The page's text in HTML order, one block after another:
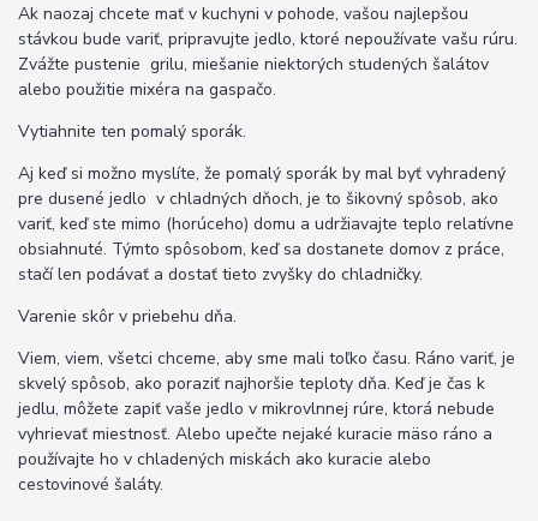
Ak naozaj chcete mať v kuchyni v pohode, vašou najlepšou
stávkou bude variť, pripravujte jedlo, ktoré nepoužívate vašu rúru.
Zvážte pustenie grilu, miešanie niektorých studených šalátov
alebo použitie mixéra na gaspačo.
Vytiahnite ten pomalý sporák.
Aj keď si možno myslíte, že pomalý sporák by mal byť vyhradený
pre dusené jedlo v chladných dňoch, je to šikovný spôsob, ako
variť, keď ste mimo (horúceho) domu a udržiavajte teplo relatívne
obsiahnuté. Týmto spôsobom, keď sa dostanete domov z práce,
stačí len podávať a dostať tieto zvyšky do chladničky.
Varenie skôr v priebehu dňa.
Viem, viem, všetci chceme, aby sme mali toľko času. Ráno variť, je
skvelý spôsob, ako poraziť najhoršie teploty dňa. Keď je čas k
jedlu, môžete zapiť vaše jedlo v mikrovlnnej rúre, ktorá nebude
vyhrievať miestnosť. Alebo upečte nejaké kuracie mäso ráno a
používajte ho v chladených miskách ako kuracie alebo
cestovinové šaláty.